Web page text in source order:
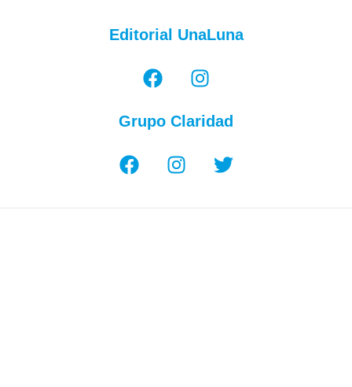
Editorial UnaLuna
Grupo Claridad